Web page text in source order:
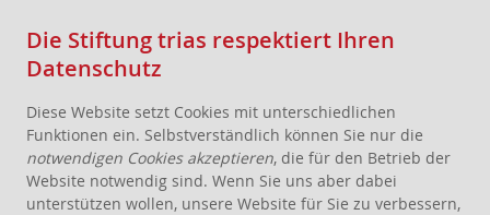
AKTUELLES
Die Stiftung trias respektiert Ihren
Datenschutz
Diese Website setzt Cookies mit unterschiedlichen
Funktionen ein. Selbstverständlich können Sie nur die
notwendigen Cookies akzeptieren, die für den Betrieb der
Website notwendig sind. Wenn Sie uns aber dabei
unterstützen wollen, unsere Website für Sie zu verbessern,